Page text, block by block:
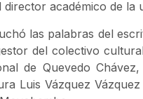
académico de la
las palabras del
del colectivo
de Quevedo
Luis Vázquez